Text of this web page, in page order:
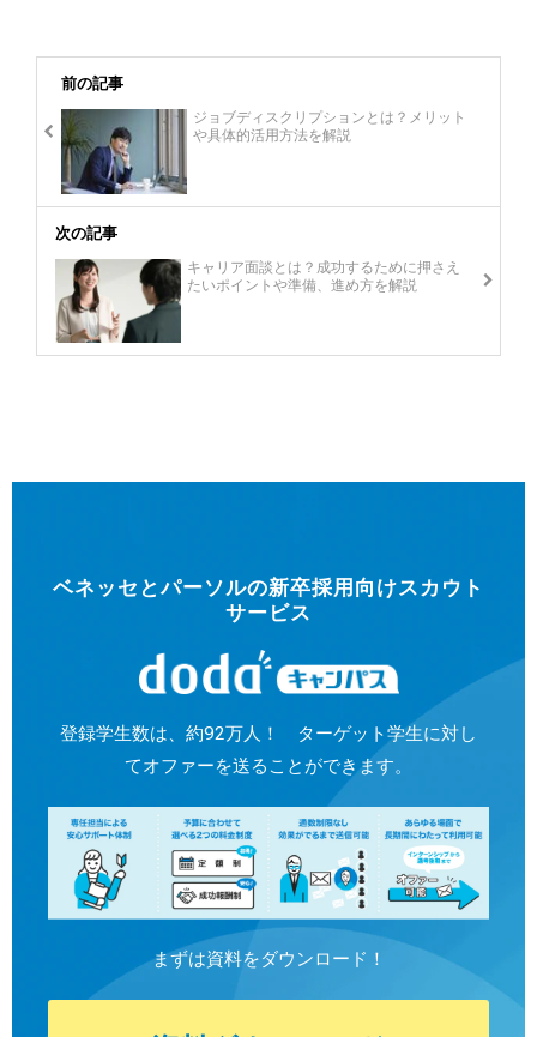
前の記事
ジョブディスクリプションとは？メリット
や具体的活用方法を解説
次の記事
キャリア面談とは？成功するために押さえ
たいポイントや準備、進め方を解説
ベネッセとパーソルの新卒採用向けスカウト
サービス
登録学生数は、約92万人！ ターゲット学生に対し
てオファーを送ることができます。
まずは資料をダウンロード！